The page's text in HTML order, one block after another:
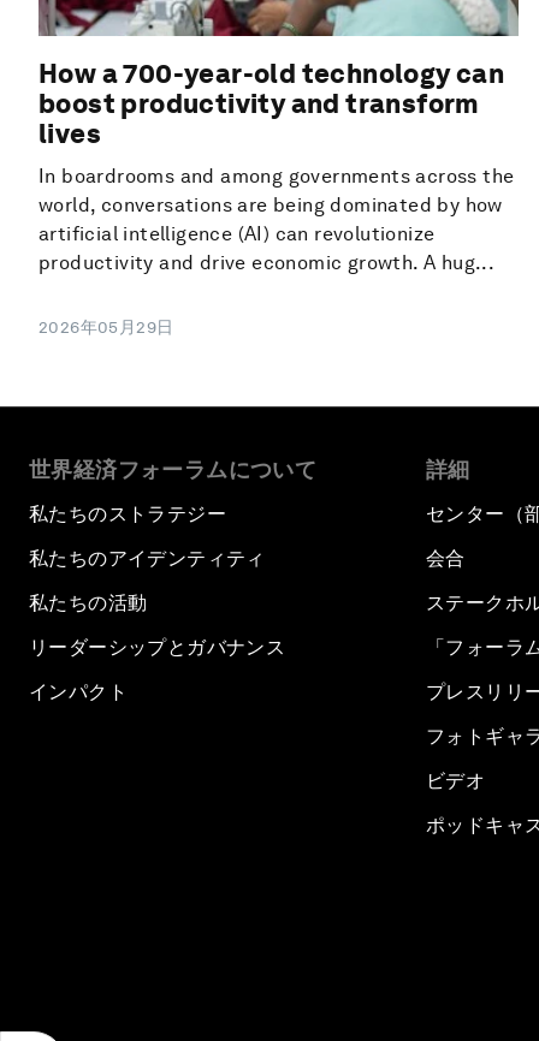
How a 700-year-old technology can
boost productivity and transform
lives
In boardrooms and among governments across the
world, conversations are being dominated by how
artificial intelligence (AI) can revolutionize
productivity and drive economic growth. A hug...
2026年05月29日
世界経済フォーラムについて
私たちのストラテジー
私たちのアイデンティティ
私たちの活動
リーダーシップとガバナンス
インパクト
詳細
センター（
会合
ステークホ
「フォーラ
プレスリリ
フォトギャ
ビデオ
ポッドキャ